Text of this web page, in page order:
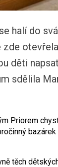
halí do
děti
sdělila
Priorem
těch